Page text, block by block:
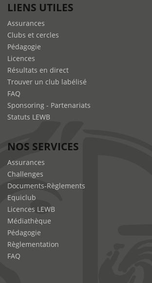
LIENS UTILES
Assurances
Clubs et cercles
Pédagogie
Licences
Résultats en direct
Trouver un club labélisé
FAQ
Sponsoring - Partenariats
Statuts LEWB
NOS SERVICES
Assurances
Challenges
Documents-Règlements
Equiclub
Licences LEWB
Médiathèque
Pédagogie
Règlementation
FAQ